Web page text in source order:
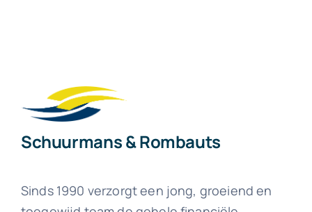
Schuurmans & Rombauts
Sinds 1990 verzorgt een jong, groeiend en